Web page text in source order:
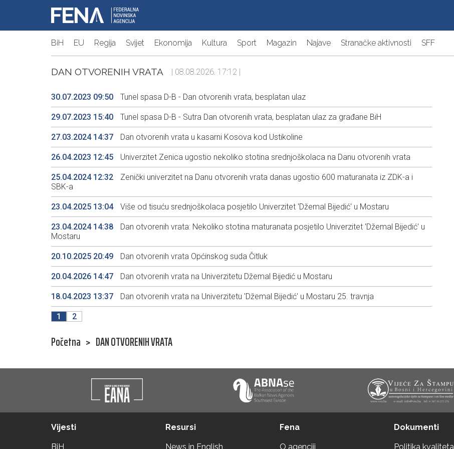
BiH EU Regija Svijet Ekonomija Kultura Sport Magazin Najave Stranačke aktivnosti SFF
DAN OTVORENIH VRATA | 08.08.2026. 17:12 |
30.07.2023 09:50 Tunel spasa D-B - Dan otvorenih vrata, besplatan ulaz
29.07.2023 15:40 Tunel spasa D-B - Sutra Dan otvorenih vrata, besplatan ulaz za građane BiH
27.03.2024 14:37 Dan otvorenih vrata u kasarni Kosova kod Ustikoline
26.04.2023 12:45 Univerzitet Zenica ugostio nekoliko stotina srednjoškolaca na Danu otvorenih vrata
25.04.2024 12:32
Zenički univerzitet na Danu otvorenih vrata danas ugostio 600 maturanata iz ZDK-a i
SBK-a
23.04.2025 13:04 Više od tisuću srednjoškolaca posjetilo Univerzitet 'Džemal Bijedić' u Mostaru
23.04.2024 14:38
Dan otvorenih vrata: Nekoliko stotina maturanata posjetilo Univerzitet 'Džemal Bijedić' u
Mostaru
20.10.2025 20:49 Dan otvorenih vrata Općinskog suda Čitluk
20.04.2026 14:47 Dan otvorenih vrata na Univerzitetu Džemal Bijedić u Mostaru
18.04.2023 13:37 Dan otvorenih vrata na Univerzitetu 'Džemal Bijedić' u Mostaru 25. travnja
1 2
Početna > DAN OTVORENIH VRATA
Vijesti
BiH
Resursi
News in English
Fena
O agenciji
Dokumenti
Politika kvaliteta